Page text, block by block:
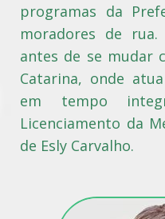
programas da
moradores de
antes de se mudar
Catarina, onde
em tempo
Licenciamento da
de Esly Carvalho.